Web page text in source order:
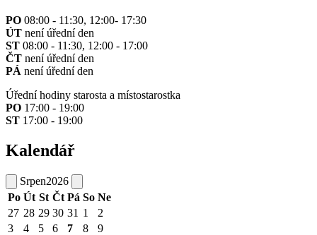
PO 08:00 - 11:30, 12:00- 17:30
ÚT není úřední den
ST 08:00 - 11:30, 12:00 - 17:00
ČT není úřední den
PÁ není úřední den
Úřední hodiny starosta a místostarostka
PO 17:00 - 19:00
ST 17:00 - 19:00
Kalendář
Srpen2026
Po Út St Čt Pá So Ne
27 28 29 30 31 1
2
3
4 5 6 7 8
9